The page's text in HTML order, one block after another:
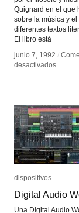
Quignard en el que
sobre la música y el
diferentes textos
El libro está
junio 7, 1992 /
desactivadosen
la
música
junio 7, 1992 /
desactivadosen
la
música
dispositivos
Digital Audio
Una Digital Audio
dispositivos
Digital Audio